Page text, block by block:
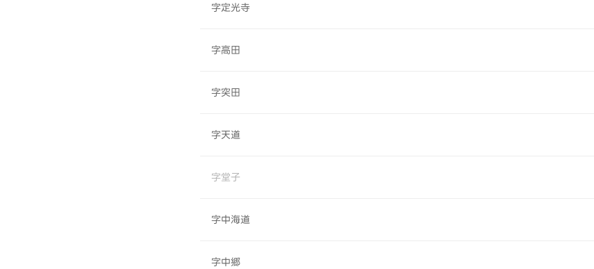
字定光寺
字高田
字突田
字天道
字堂子
字中海道
字中郷